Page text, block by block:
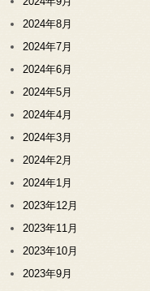
2024年8月
2024年7月
2024年6月
2024年5月
2024年4月
2024年3月
2024年2月
2024年1月
2023年12月
2023年11月
2023年10月
2023年9月